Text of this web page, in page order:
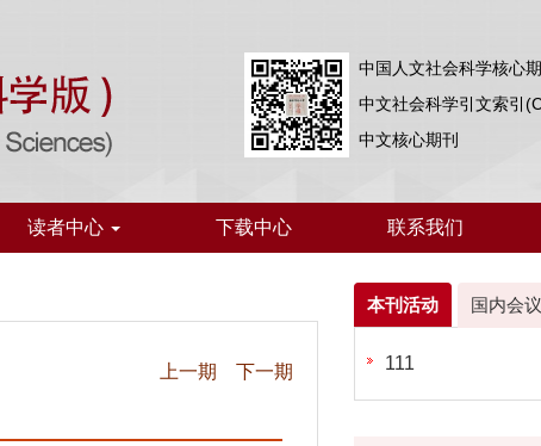
中国人文社会科学核心期
中文社会科学引文索引
中文核心期刊
读者中心 下载中心 联系我们
上一期 下一期
本刊活动 国内会议
111